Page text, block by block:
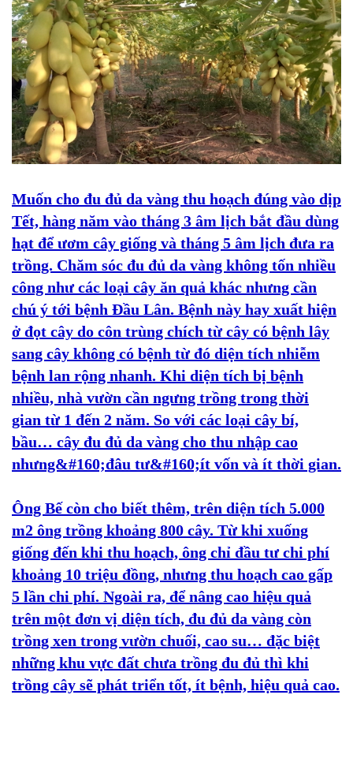
Muốn cho đu đủ da vàng thu hoạch đúng vào dịp
Tết, hàng năm vào tháng 3 âm lịch bắt đầu dùng
hạt để ươm cây giống và tháng 5 âm lịch đưa ra
trồng. Chăm sóc đu đủ da vàng không tốn nhiều
công như các loại cây ăn quả khác nhưng cần
chú ý tới bệnh Đầu Lân. Bệnh này hay xuất hiện
ở đọt cây do côn trùng chích từ cây có bệnh lây
sang cây không có bệnh từ đó diện tích nhiễm
bệnh lan rộng nhanh. Khi diện tích bị bệnh
nhiều, nhà vườn cần ngưng trồng trong thời
gian từ 1 đến 2 năm. So với các loại cây bí,
bầu… cây đu đủ da vàng cho thu nhập cao
nhưng&#160;đâu tư&#160;ít vốn và ít thời gian.
Ông Bế còn cho biết thêm, trên diện tích 5.000
m2 ông trồng khoảng 800 cây. Từ khi xuống
giống đến khi thu hoạch, ông chỉ đầu tư chi phí
khoảng 10 triệu đồng, nhưng thu hoạch cao gấp
5 lần chi phí. Ngoài ra, để nâng cao hiệu quả
trên một đơn vị diện tích, đu đủ da vàng còn
trồng xen trong vườn chuối, cao su… đặc biệt
những khu vực đất chưa trồng đu đủ thì khi
trồng cây sẽ phát triển tốt, ít bệnh, hiệu quả cao.